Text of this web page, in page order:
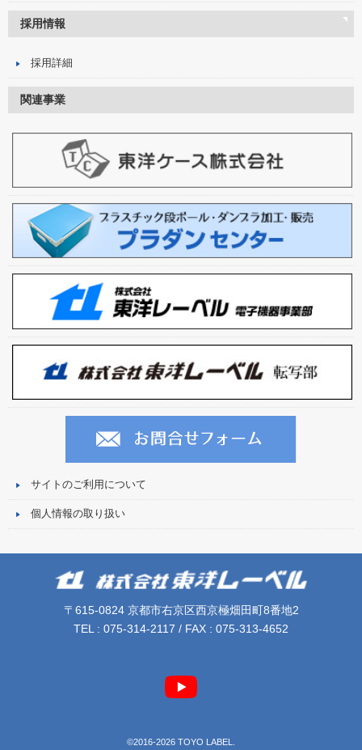
採用情報
採用詳細
関連事業
サイトのご利用について
個人情報の取り扱い
〒615-0824 京都市右京区西京極畑田町8番地2
TEL : 075-314-2117 / FAX : 075-313-4652
©2016-2026 TOYO LABEL.